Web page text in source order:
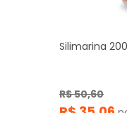
Silimarina
R$ 50,60